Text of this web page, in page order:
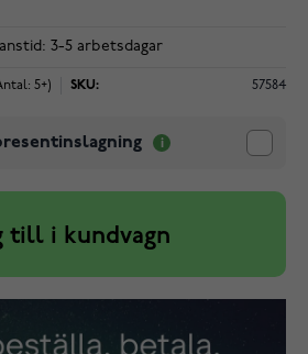
3-5 arbetsdagar
5+) SKU: 57584
till i kundvagn